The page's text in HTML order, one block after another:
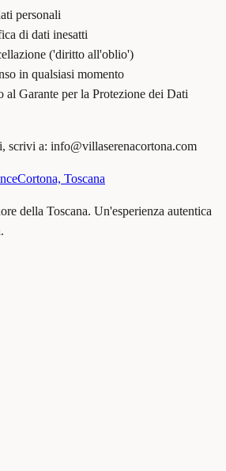
personali
di dati inesatti
('diritto all'oblio')
in qualsiasi momento
al Garante per la Protezione dei Dati
scrivi a: info@villaserenacortona.com
Cortona, Toscana
della Toscana. Un'esperienza autentica